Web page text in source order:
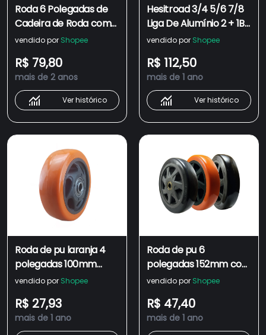
Roda 6 Polegadas de
Cadeira de Roda com
Rolamento Par
vendido por Shopee
R$ 79,80
mais de 2 anos
Ver histórico
Hesitroad 3/4 5/6 7/8
Liga De Alumínio 2 + 1BB
Rolamento Carretel De
Roda Giratória Manual
vendido por Shopee
R$ 112,50
mais de 1 ano
Ver histórico
Roda de pu laranja 4
polegadas 100mm
com rolamento de
vendido por Shopee
R$ 27,93
mais de 1 ano
Roda de pu 6
polegadas 152mm com
rolamento de esfera
vendido por Shopee
R$ 47,40
mais de 1 ano